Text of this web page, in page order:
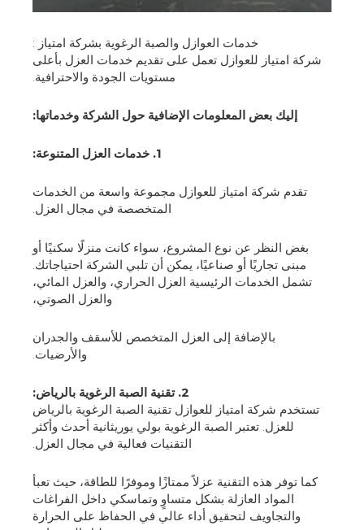
خدمات العوازل والصبة الرغوية بشركة امتياز :
شركة امتياز للعوازل تعمل على تقديم خدمات العزل بأعلى
مستويات الجودة والاحترافية.
إليك بعض المعلومات الإضافية حول الشركة وخدماتها:
1. خدمات العزل المتنوعة:
تقدم شركة امتياز للعوازل مجموعة واسعة من الخدمات
المتخصصة في مجال العزل.
بغض النظر عن نوع المشروع، سواء كانت منزلًا سكنيًا أو
مبنى تجاريًا أو صناعيًا، يمكن أن تلبي الشركة احتياجاتك.
تشمل الخدمات الرئيسية العزل الحراري، والعزل المائي،
والعزل الصوتي،
بالإضافة إلى العزل المتخصص للأسقف والجدران
والأرضيات.
2. تقنية الصبة الرغوية بالرياض:
تستخدم شركة امتياز للعوازل تقنية الصبة الرغوية بالرياض
للعزل. تعتبر الصبة الرغوية بولي يوريثانية أحدث وأكثر
التقنيات فعالية في مجال العزل.
كما توفر هذه التقنية عزلاً ممتازًا وموفرًا للطاقة، حيث تعبأ
المواد العازلة بشكل متساوٍ وتماسكي داخل الفراغات
والتجاويف لتحقيق أداء عالي في الحفاظ على الحرارة